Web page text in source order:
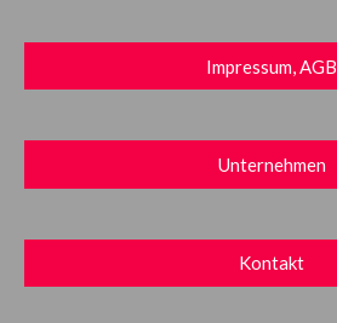
Impressum, AGB
Unternehmen
Kontakt